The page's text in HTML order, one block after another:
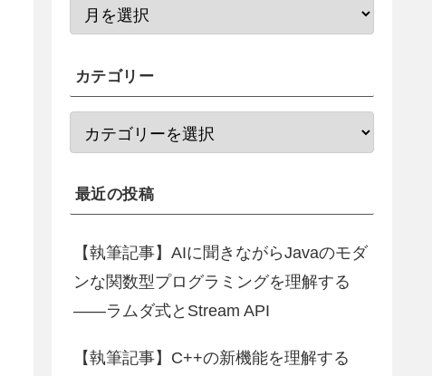
カテゴリー
最近の投稿
【執筆記事】AIに聞きながらJavaのモダ
ンな関数型プログラミングを理解する
――ラムダ式とStream API
【執筆記事】C++の新機能を理解する